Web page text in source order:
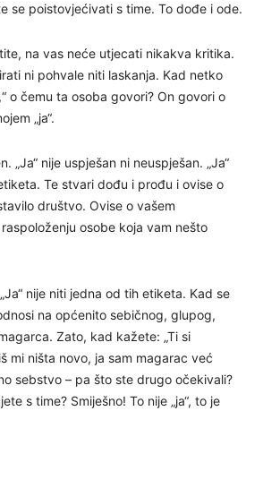
se poistovjećivati s time. To dođe i ode.
na vas neće utjecati nikakva kritika.
ni pohvale niti laskanja. Kad netko
o čemu ta osoba govori? On govori o
„ja“.
„Ja“ nije uspješan ni neuspješan. „Ja“
Te stvari dođu i prođu i ovise o
društvo. Ovise o vašem
osobe koja vam nešto
nije niti jedna od tih etiketa. Kad se
na općenito sebičnog, glupog,
Zato, kad kažete: „Ti si
mi ništa novo, ja sam magarac već
sebstvo – pa što ste drugo očekivali?
s time? Smiješno! To nije „ja“, to je